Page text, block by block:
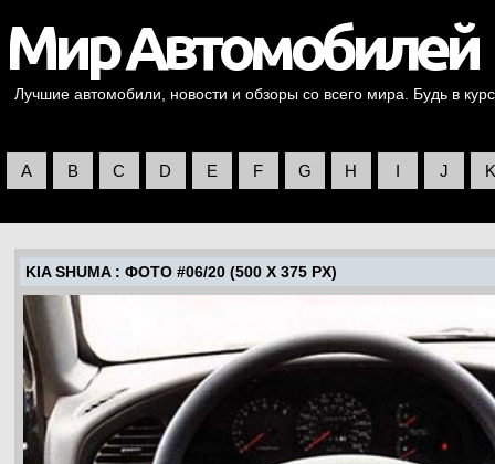
Лучшие автомобили, новости и обзоры со всего мира. Будь в
A B C D E F G H I J K
KIA SHUMA: ФОТО #06/20 (500 X 375 PX)